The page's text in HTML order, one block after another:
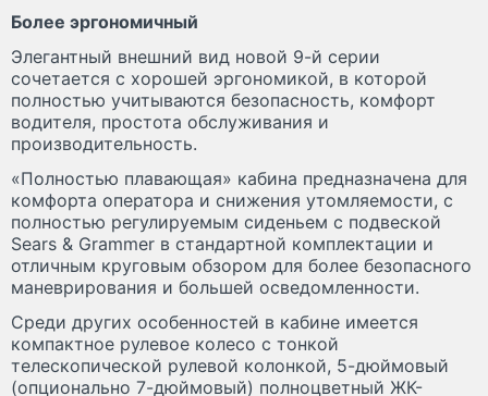
Более эргономичный
Элегантный внешний вид новой 9-й серии
сочетается с хорошей эргономикой, в которой
полностью учитываются безопасность, комфорт
водителя, простота обслуживания и
производительность.
«Полностью плавающая» кабина предназначена для
комфорта оператора и снижения утомляемости, с
полностью регулируемым сиденьем с подвеской
Sears & Grammer в стандартной комплектации и
отличным круговым обзором для более безопасного
маневрирования и большей осведомленности.
Среди других особенностей в кабине имеется
компактное рулевое колесо с тонкой
телескопической рулевой колонкой, 5-дюймовый
(опционально 7-дюймовый) полноцветный ЖК-